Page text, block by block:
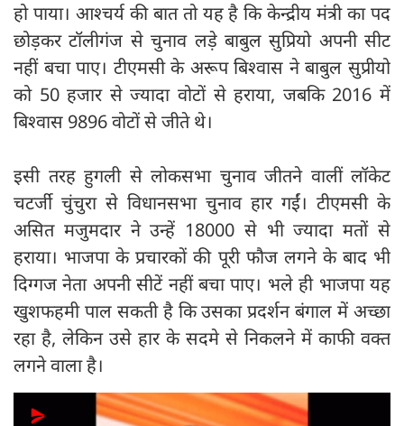
हो पाया। आश्चर्य की बात तो यह है कि केन्द्रीय मंत्री का पद
छोड़कर टॉलीगंज से चुनाव लड़े बाबुल सुप्रियो अपनी सीट
नहीं बचा पाए। टीएमसी के अरूप बिश्वास ने बाबुल सुप्रीयो
को 50 हजार से ज्यादा वोटों से हराया, जबकि 2016 में
बिश्वास 9896 वोटों से जीते थे।
इसी तरह हुगली से लोकसभा चुनाव जीतने वालीं लॉकेट
चटर्जी चुंचुरा से विधानसभा चुनाव हार गईं। टीएमसी के
असित मजुमदार ने उन्हें 18000 से भी ज्यादा मतों से
हराया। भाजपा के प्रचारकों की पूरी फौज लगने के बाद भी
दिग्गज नेता अपनी सीटें नहीं बचा पाए। भले ही भाजपा यह
खुशफहमी पाल सकती है कि उसका प्रदर्शन बंगाल में अच्छा
रहा है, लेकिन उसे हार के सदमे से निकलने में काफी वक्त
लगने वाला है।